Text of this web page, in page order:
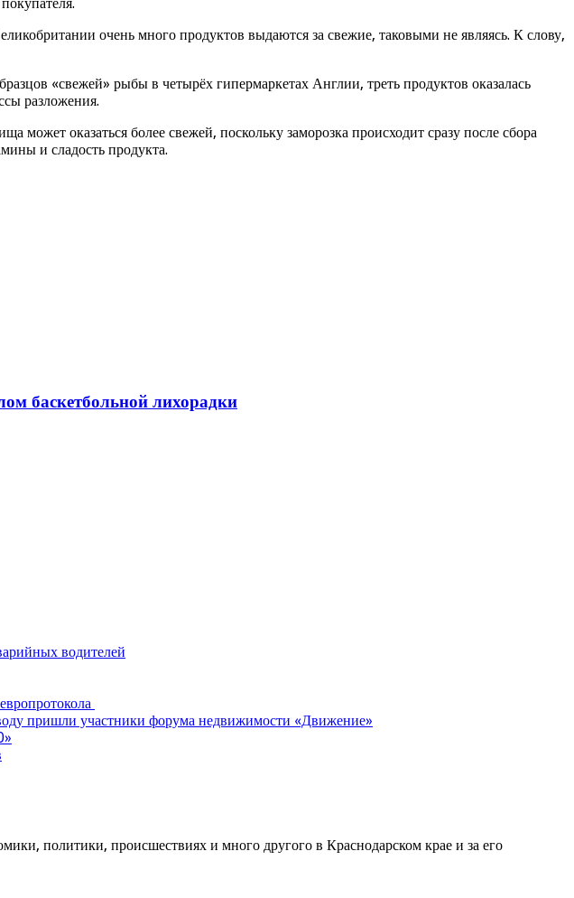
очень много продуктов выдаются за свежие, таковыми не являясь. К слову,
«свежей» рыбы в четырёх гипермаркетах Англии, треть продуктов оказалась
разложения.
оказаться более свежей, поскольку заморозка происходит сразу после сбора
и сладость продукта.
баскетбольной лихорадки
водителей
пришли участники форума недвижимости «Движение»
политики, происшествиях и много другого в Краснодарском крае и за его